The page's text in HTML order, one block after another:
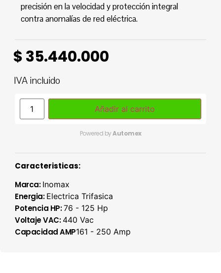
precisión en la velocidad y protección integral
contra anomalías de red eléctrica.
$35.440.000
IVA incluido
Añadir al carrito
Powered byAutomex
Caracteristicas:
Marca: Inomax
Energia: Electrica Trifasica
Potencia HP:76 - 125 Hp
Voltaje VAC: 440 Vac
Capacidad AMP161 - 250 Amp